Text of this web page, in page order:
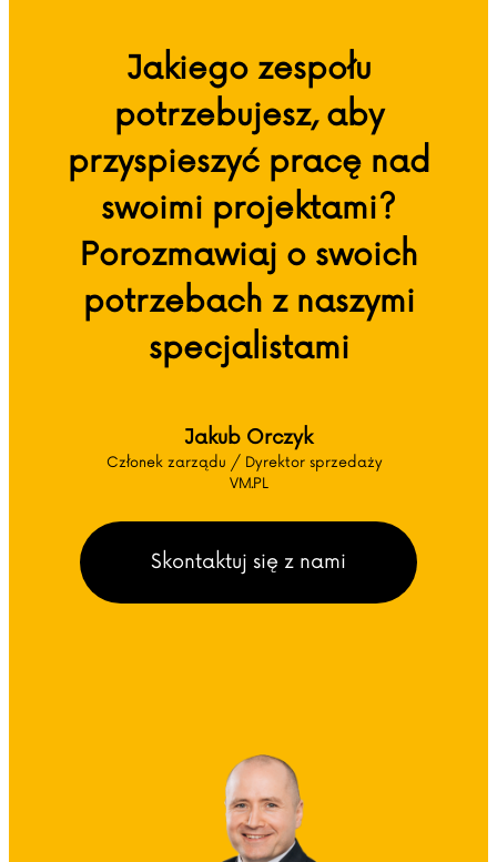
Jakiego zespołu
potrzebujesz, aby
przyspieszyć pracę nad
swoimi projektami?
Porozmawiaj o swoich
potrzebach z naszymi
specjalistami
Jakub Orczyk
Członek zarządu / Dyrektor sprzedaży
VM.PL
Skontaktuj się z nami